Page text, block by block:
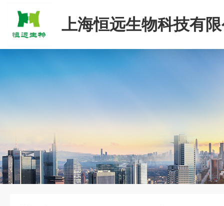
上海恒远生物科技有